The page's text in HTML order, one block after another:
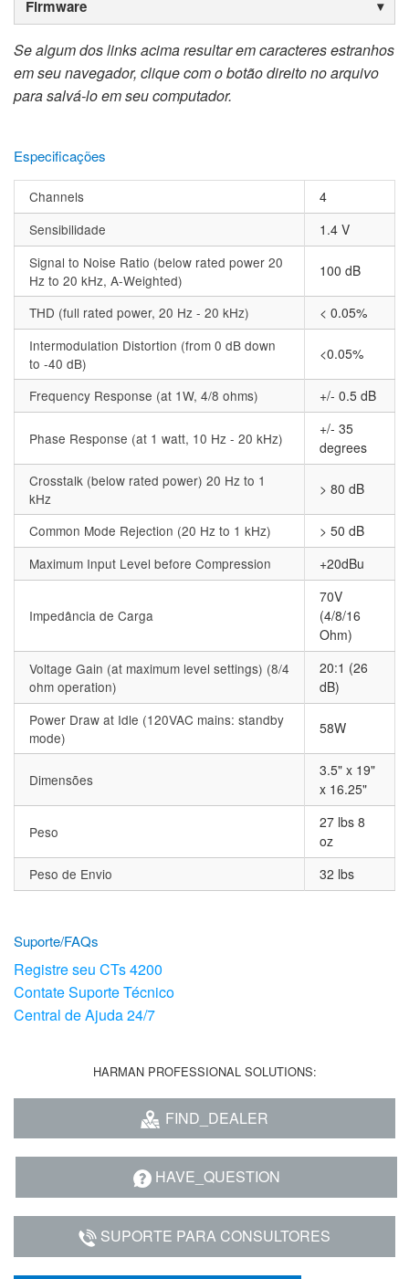
Firmware
Se algum dos links acima resultar em caracteres estranhos
em seu navegador, clique com o botão direito no arquivo
para salvá-lo em seu computador.
Especificações
Channels
4
Sensibilidade
1.4 V
Signal to Noise Ratio (below rated power 20
Hz to 20 kHz, A-Weighted)
100 dB
THD (full rated power, 20 Hz - 20 kHz)
< 0.05%
Intermodulation Distortion (from 0 dB down
to -40 dB)
<0.05%
Frequency Response (at 1W, 4/8 ohms) +/- 0.5 dB
Phase Response (at 1 watt, 10 Hz - 20 kHz)
+/- 35
degrees
Crosstalk (below rated power) 20 Hz to 1
kHz
> 80 dB
Common Mode Rejection (20 Hz to 1 kHz)
> 50 dB
Maximum Input Level before Compression
+20dBu
Impedância de Carga
70V
(4/8/16
Ohm)
Voltage Gain (at maximum level settings) (8/4
ohm operation)
20:1 (26
dB)
Power Draw at Idle (120VAC mains: standby
mode)
58W
Dimensões
3.5" x 19"
x 16.25"
Peso
27 lbs 8
oz
Peso de Envio
32 lbs
Suporte/FAQs
Registre seu CTs 4200
Contate Suporte Técnico
Central de Ajuda 24/7
HARMAN PROFESSIONAL SOLUTIONS:
FIND_DEALER
HAVE_QUESTION
SUPORTE PARA CONSULTORES